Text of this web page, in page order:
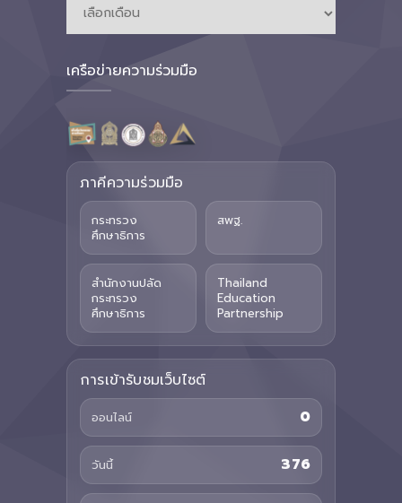
เครือข่ายความร่วมมือ
ภาคีความร่วมมือ
กระทรวง
ศึกษาธิการ
สพฐ.
สำนักงานปลัด
กระทรวง
ศึกษาธิการ
Thailand
Education
Partnership
การเข้ารับชมเว็บไซต์
ออนไลน์ 0
วันนี้ 376